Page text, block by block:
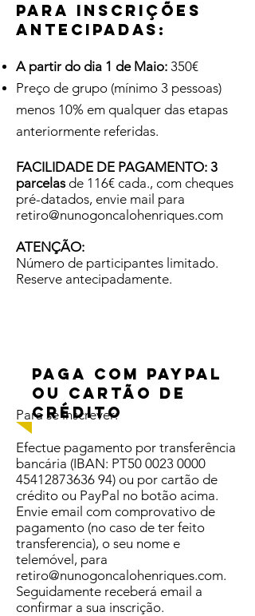
Para INSCRIÇÕES
ANTECIPADAS:
A partir do dia 1 de Maio: 350€
Preço de grupo (mínimo 3 pessoas)
menos 10% em qualquer das etapas
anteriormente referidas.
FACILIDADE DE PAGAMENTO: 3
parcelasde 116€ cada., com cheques
pré-datados, envie mail para
retiro@nunogoncalohenriques.com
ATENÇÃO:
Número de participantes limitado.
Reserve antecipadamente.
Para se inscrever:
Efectue pagamento por transferência
bancária (IBAN: PT50 0023 0000
45412873636 94) ou por cartão de
crédito ou PayPal no botão acima.
Envie email com comprovativo de
pagamento (no caso de ter feito
transferencia), o seu nome e
telemóvel, para
retiro@nunogoncalohenriques.com.
Seguidamente receberá email a
confirmar a sua inscrição.
PAGA com Paypal
ou cartão de
crédito